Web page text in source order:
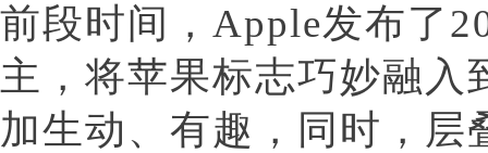
前段时间，Apple发布了
主，将苹果标志巧妙融
加生动、有趣，同时，